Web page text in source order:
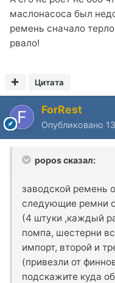
маслонасоса был
ремень сначало
рвало!
Цитата
ForRest
Опубликовано
popos сказал:
заводской ремень
следующие ремни
(4 штуки ,каждый
помпа, шестерни
импорт, второй и
(привезли от
подскажите куда